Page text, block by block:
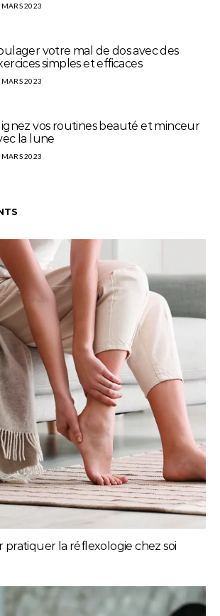
2023
votre mal de dos avec des
simples et efficaces
2023
vos routines beauté et minceur
la lune
MARS 2023
pratiquer la réflexologie chez soi